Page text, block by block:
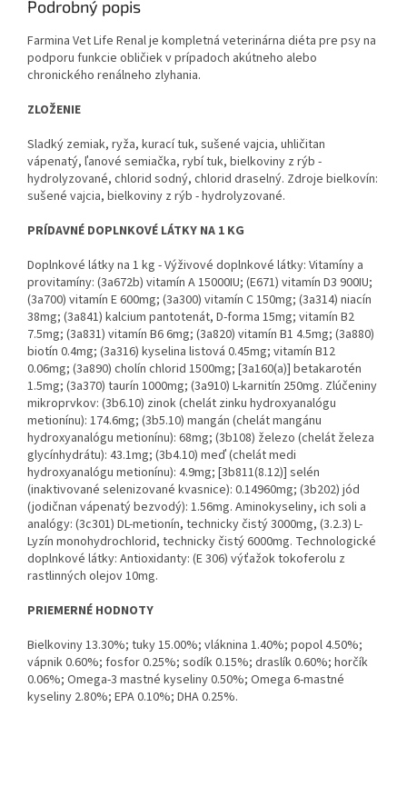
Podrobný popis
Farmina Vet Life Renal je kompletná veterinárna diéta pre psy na
podporu funkcie obličiek v prípadoch akútneho alebo
chronického renálneho zlyhania.
ZLOŽENIE
Sladký zemiak, ryža, kurací tuk, sušené vajcia, uhličitan
vápenatý, ľanové semiačka, rybí tuk, bielkoviny z rýb -
hydrolyzované, chlorid sodný, chlorid draselný. Zdroje bielkovín:
sušené vajcia, bielkoviny z rýb - hydrolyzované.
PRÍDAVNÉ DOPLNKOVÉ LÁTKY NA 1 KG
Doplnkové látky na 1 kg - Výživové doplnkové látky: Vitamíny a
provitamíny: (3a672b) vitamín A 15000IU; (E671) vitamín D3 900IU;
(3a700) vitamín E 600mg; (3a300) vitamín C 150mg; (3a314) niacín
38mg; (3a841) kalcium pantotenát, D-forma 15mg; vitamín B2
7.5mg; (3a831) vitamín B6 6mg; (3a820) vitamín B1 4.5mg; (3a880)
biotín 0.4mg; (3a316) kyselina listová 0.45mg; vitamín B12
0.06mg; (3a890) cholín chlorid 1500mg; [3a160(a)] betakarotén
1.5mg; (3a370) taurín 1000mg; (3a910) L-karnitín 250mg. Zlúčeniny
mikroprvkov: (3b6.10) zinok (chelát zinku hydroxyanalógu
metionínu): 174.6mg; (3b5.10) mangán (chelát mangánu
hydroxyanalógu metionínu): 68mg; (3b108) železo (chelát železa
glycínhydrátu): 43.1mg; (3b4.10) meď (chelát medi
hydroxyanalógu metionínu): 4.9mg; [3b811(8.12)] selén
(inaktivované selenizované kvasnice): 0.14960mg; (3b202) jód
(jodičnan vápenatý bezvodý): 1.56mg. Aminokyseliny, ich soli a
analógy: (3c301) DL-metionín, technicky čistý 3000mg, (3.2.3) L-
Lyzín monohydrochlorid, technicky čistý 6000mg. Technologické
doplnkové látky: Antioxidanty: (E 306) výťažok tokoferolu z
rastlinných olejov 10mg.
PRIEMERNÉ HODNOTY
Bielkoviny 13.30%; tuky 15.00%; vláknina 1.40%; popol 4.50%;
vápnik 0.60%; fosfor 0.25%; sodík 0.15%; draslík 0.60%; horčík
0.06%; Omega-3 mastné kyseliny 0.50%; Omega 6-mastné
kyseliny 2.80%; EPA 0.10%; DHA 0.25%.